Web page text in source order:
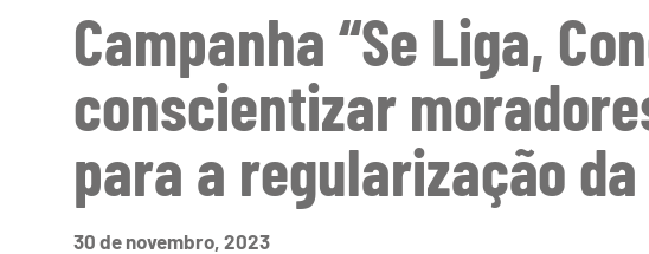
Campanha “Se Liga,
conscientizar
para a regularização
30 de novembro, 2023